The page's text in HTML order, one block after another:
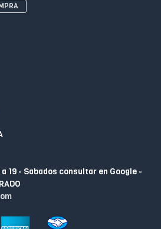
a 19 - Sabados consultar en Google -